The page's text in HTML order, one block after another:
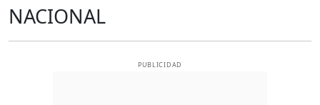
NACIONAL
PUBLICIDAD